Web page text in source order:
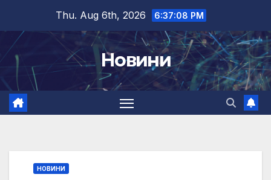
content
Thu. Aug 6th, 2026 6:37:09 PM
Новини
НОВИНИ